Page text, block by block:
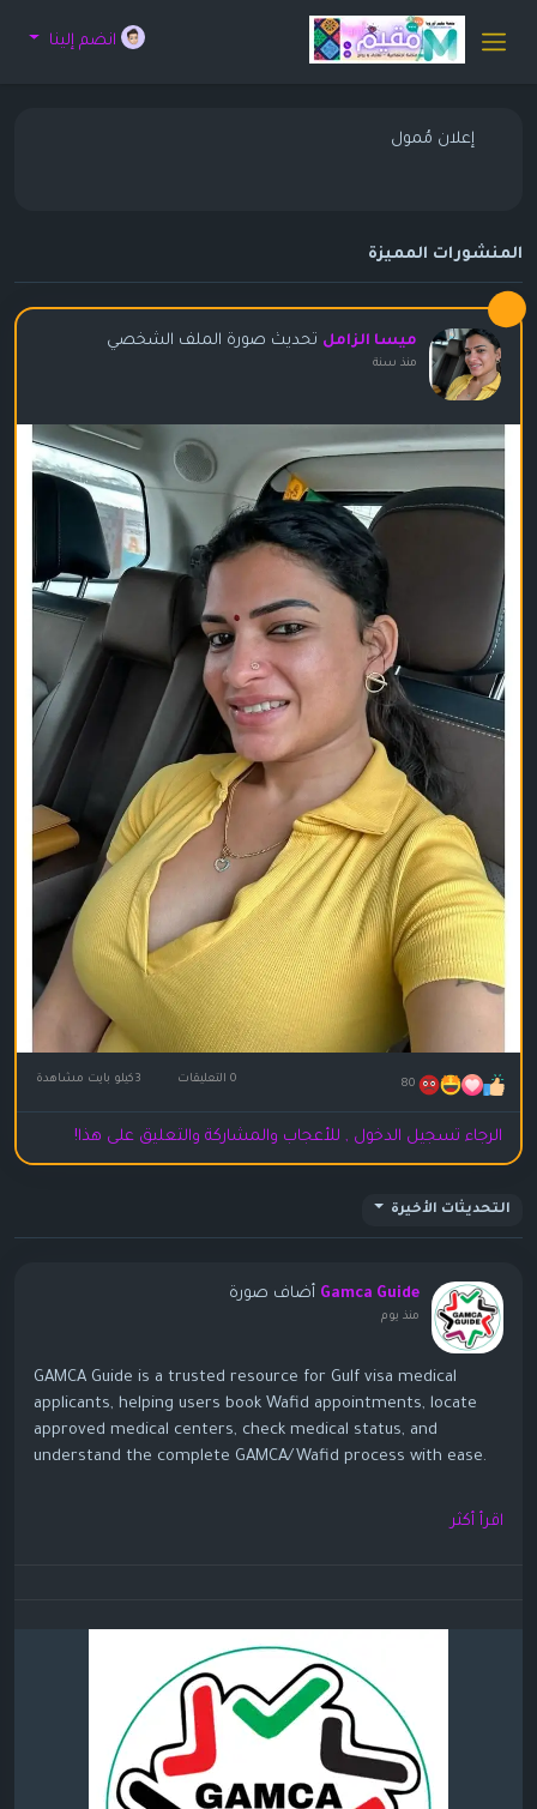
انضم إلينا
إعلان مُمول
المنشورات المميزة
ميسا الزامل تحديث صورة الملف الشخصي
منذ سنة
80 0 التعليقات
الرجاء تسجيل الدخول , للأعجاب والمشاركة والتعليق على هذا!
التحديثات الأخيرة
Gamca Guide أضاف صورة
منذ يوم
GAMCA Guide is a trusted resource for Gulf visa medical
applicants, helping users book Wafid appointments, locate
approved medical centers, check medical status, and
understand the complete GAMCA/Wafid process with ease.
اقرأ أكثر